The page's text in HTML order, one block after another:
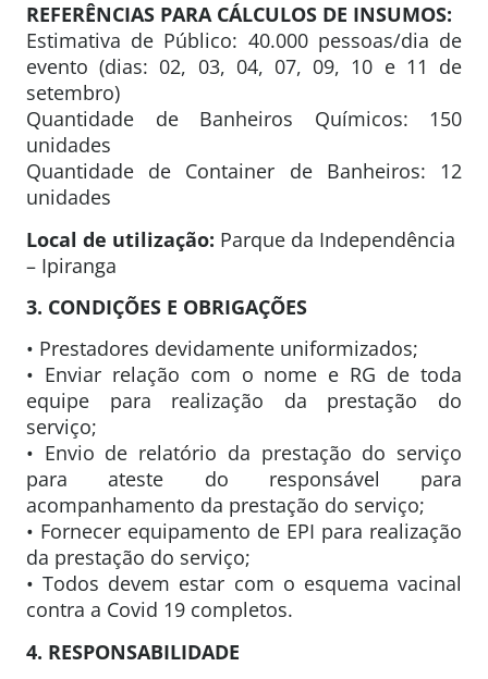
REFERÊNCIAS PARA CÁLCULOS DE INSUMOS:
Estimativa de Público: 40.000 pessoas/dia de
evento (dias: 02, 03, 04, 07, 09, 10 e 11 de
setembro)
Quantidade de Banheiros Químicos: 150
unidades
Quantidade de Container de Banheiros: 12
unidades
Local de utilização: Parque da Independência
– Ipiranga
3. CONDIÇÕES E OBRIGAÇÕES
• Prestadores devidamente uniformizados;
• Enviar relação com o nome e RG de toda
equipe para realização da prestação do
serviço;
• Envio de relatório da prestação do serviço
para ateste do responsável para
acompanhamento da prestação do serviço;
• Fornecer equipamento de EPI para realização
da prestação do serviço;
• Todos devem estar com o esquema vacinal
contra a Covid 19 completos.
4. RESPONSABILIDADE